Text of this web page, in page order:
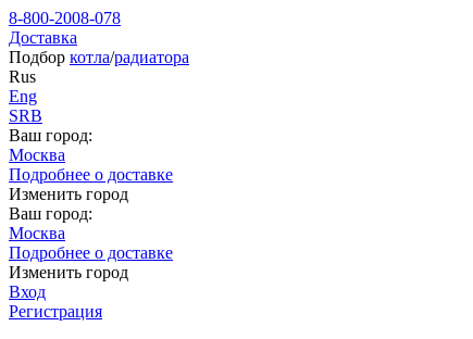
8-800-2008-078
Доставка
Подбор котла/радиатора
Rus
Eng
SRB
Ваш город:
Москва
Подробнее о доставке
Изменить город
Ваш город:
Москва
Подробнее о доставке
Изменить город
Вход
Регистрация